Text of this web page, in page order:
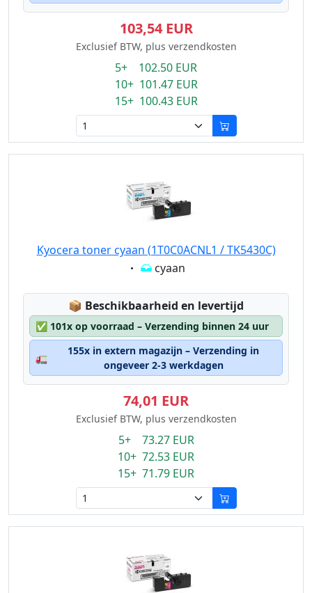
103,54 EUR
Exclusief BTW, plus verzendkosten
5+ 102.50 EUR
10+ 101.47 EUR
15+ 100.43 EUR
Kyocera toner cyaan (1T0C0ACNL1 / TK5430C)
Eigenschaft:
cyaan
📦 Lagerstatus:
Beschikbaarheid en levertijd
✅ 101x op voorraad – Verzending binnen 24 uur
🚛
155x in extern magazijn – Verzending in
ongeveer 2-3 werkdagen
74,01 EUR
Exclusief BTW, plus verzendkosten
5+ 73.27 EUR
10+ 72.53 EUR
15+ 71.79 EUR